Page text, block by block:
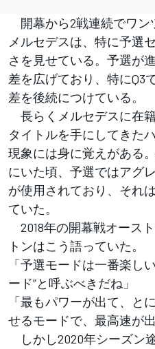
開幕から2戦連続でワン
メルセデスは、特に予選
さを見せている。予選が
差を広げており、特にQ3
差を後続につけている。
長らくメルセデスに在
タイトルを手にしてきた
現象には身に覚えがある
にいた頃、予選ではアグ
が使用されており、それ
ていた。
2018年の開幕戦オース
トンはこう語っていた。
「予選モードは一番楽し
ード”と呼ぶべきだね」
「最もパワーが出て、と
せるモードで、最高速が
しかし2020年シーズン